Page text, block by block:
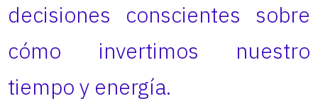
decisiones conscientes sobre
cómo invertimos nuestro
tiempo y energía.